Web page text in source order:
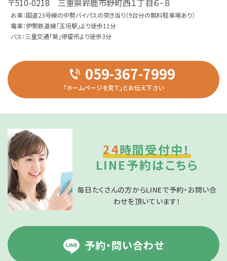
〒510-0218 三重県鈴鹿市野町西１丁目６−８
お車：国道23号線の中勢バイパスの突き当り（9台分の無料駐車場あり）
電車：伊勢鉄道線「玉垣駅」より徒歩11分
バス：三重交通「葵」停留所より徒歩3分
059-367-7999
「ホームページを見て」とお伝え下さい
24時間受付中！
LINE予約はこちら
毎日たくさんの方からLINEで予約・お問い合
わせを頂いています！
予約・問い合わせ